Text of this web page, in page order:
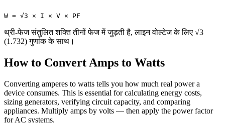
W = √3 × I × V × PF
थ्री-फेज संतुलित शक्ति तीनों फेज में जुड़ती है, लाइन वोल्टेज के लिए √3
(1.732) गुणांक के साथ।
How to Convert Amps to Watts
Converting amperes to watts tells you how much real power a
device consumes. This is essential for calculating energy costs,
sizing generators, verifying circuit capacity, and comparing
appliances. Multiply amps by volts — then apply the power factor
for AC systems.